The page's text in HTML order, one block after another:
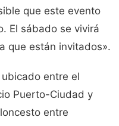
que este evento
El sábado se vivirá
que están invitados».
entre el
Puerto-Ciudad y
entre